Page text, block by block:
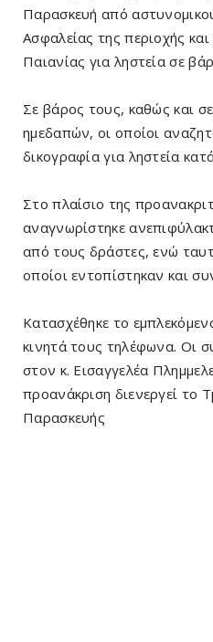
Παρασκευή από
Ασφαλείας της περιοχής
Παιανίας για ληστεία σε
Σε βάρος τους, καθώς και
ημεδαπών, οι οποίοι
δικογραφία για ληστεία
Στο πλαίσιο της
αναγνωρίστηκε
από τους δράστες, ενώ
οποίοι εντοπίστηκαν και
Κατασχέθηκε το
κινητά τους τηλέφωνα. Οι
στον κ. Εισαγγελέα
προανάκριση διενεργεί το
Παρασκευής